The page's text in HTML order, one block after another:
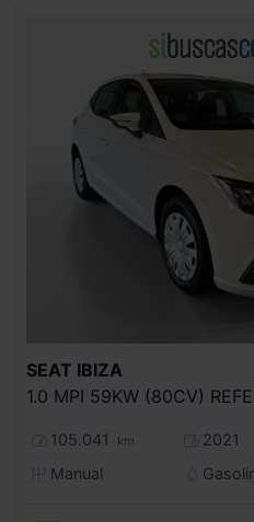
SEAT IBIZA
1.0 MPI 59KW (80CV)
105.041 km
2021
Manual